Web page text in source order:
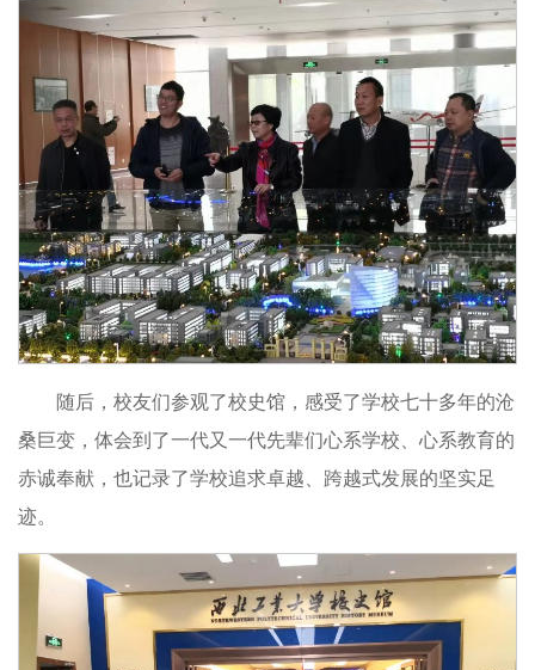
随后，校友们参观了校史馆，感受了学校七十多年的沧
桑巨变，体会到了一代又一代先辈们心系学校、心系教育的
赤诚奉献，也记录了学校追求卓越、跨越式发展的坚实足
迹。